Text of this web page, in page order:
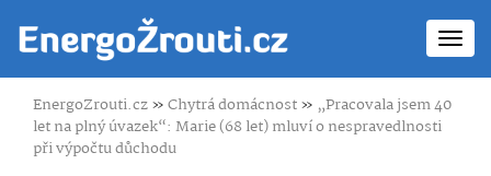
EnergoZrouti.cz»Chytrá domácnost» „Pracovala jsem 40
let na plný úvazek“: Marie (68 let) mluví o nespravedlnosti
při výpočtu důchodu